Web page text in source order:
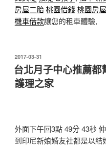
房屋二胎桃園借錢桃園房
機車借款讓您的租車體驗,
發
佈
於
2017-03-31
台北月子中心推薦
護理之家
外面下午回3點 49分 43秒
到印尼新娘婚友社都是以結